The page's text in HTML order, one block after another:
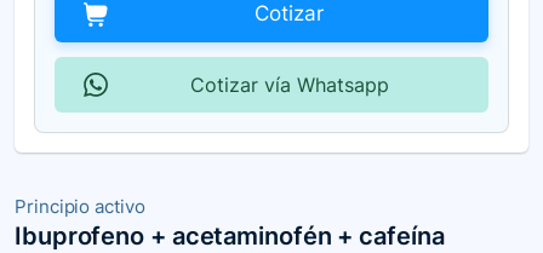
Principio activo
Ibuprofeno + acetaminofén + cafeína
Cotizar
Cotizar vía Whatsapp